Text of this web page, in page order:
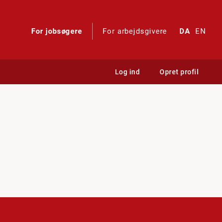
For jobsøgere For arbejdsgivere DA EN
Log ind Opret profil